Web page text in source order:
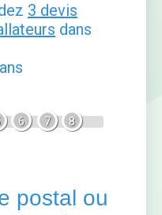
3 devis
dans
6 7 8
postal ou